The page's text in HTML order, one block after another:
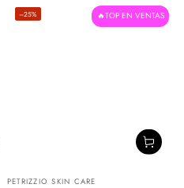
🔥TOP EN VENTAS
Vendedor:
PETRIZZIO SKIN CARE
–25%